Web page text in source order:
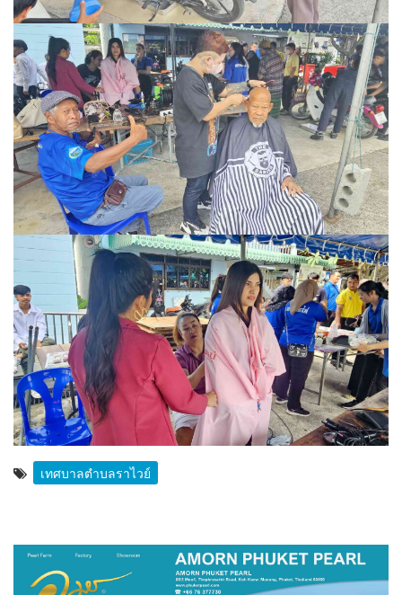
เทศบาลตำบลราไวย์